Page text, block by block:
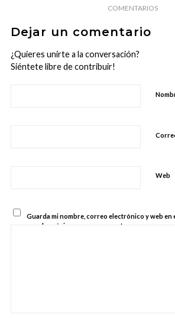
COMENTARIOS
Dejar un comentario
¿Quieres unirte a la conversación?
Siéntete libre de contribuir!
Web
Guarda mi nombre, correo electrónico y web en
para la próxima vez que comente.